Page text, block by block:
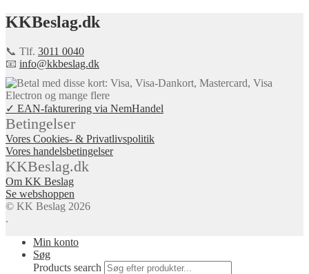
KKBeslag.dk
📞 Tlf. 3011 0040
📧 info@kkbeslag.dk
✓ EAN-fakturering via NemHandel
Betingelser
Vores Cookies- & Privatlivspolitik
Vores handelsbetingelser
KKBeslag.dk
Om KK Beslag
Se webshoppen
© KK Beslag 2026
.
Min konto
Søg
Products search